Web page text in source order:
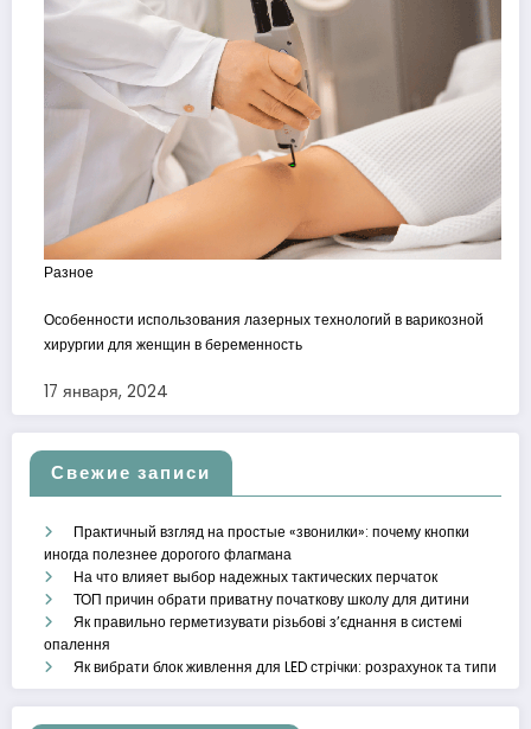
Разное
Особенности использования лазерных технологий в варикозной
хирургии для женщин в беременность
17 января, 2024
Свежие записи
Практичный взгляд на простые «звонилки»: почему кнопки
иногда полезнее дорогого флагмана
На что влияет выбор надежных тактических перчаток
ТОП причин обрати приватну початкову школу для дитини
Як правильно герметизувати різьбові з’єднання в системі
опалення
Як вибрати блок живлення для LED стрічки: розрахунок та типи